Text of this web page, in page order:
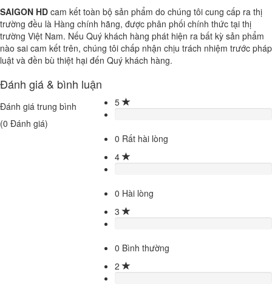
SAIGON HD cam kết toàn bộ sản phẩm do chúng tôi cung cấp ra thị
trường đều là Hàng chính hãng, được phân phối chính thức tại thị
trường Việt Nam. Nếu Quý khách hàng phát hiện ra bất kỳ sản phẩm
nào sai cam kết trên, chúng tôi chấp nhận chịu trách nhiệm trước pháp
luật và đền bù thiệt hại đến Quý khách hàng.
Đánh giá & bình luận
Đánh giá trung bình
(0 Đánh giá)
5
0 Rất hài lòng
4
0 Hài lòng
3
0 Bình thường
2